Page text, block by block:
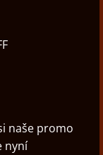
naše promo
nyní